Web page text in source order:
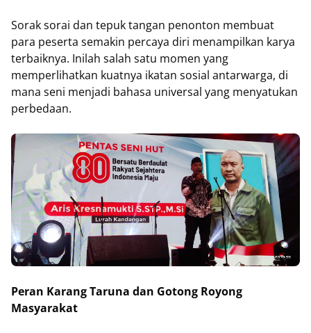
Sorak sorai dan tepuk tangan penonton membuat
para peserta semakin percaya diri menampilkan karya
terbaiknya. Inilah salah satu momen yang
memperlihatkan kuatnya ikatan sosial antarwarga, di
mana seni menjadi bahasa universal yang menyatukan
perbedaan.
Peran Karang Taruna dan Gotong Royong
Masyarakat